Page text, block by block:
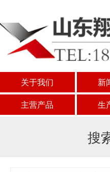
关于我们 新
主营产品
生
搜